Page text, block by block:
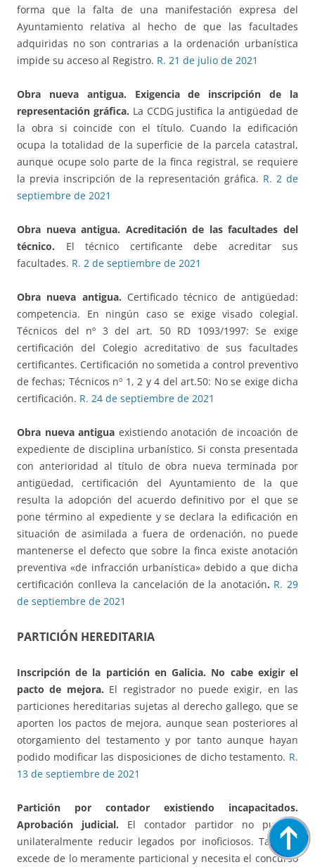
forma que la falta de una manifestación expresa del
Ayuntamiento relativa al hecho de que las facultades
adquiridas no son contrarias a la ordenación urbanística
impide su acceso al Registro. R. 21 de julio de 2021
Obra nueva antigua. Exigencia de inscripción de la
representación gráfica. La CCDG justifica la antigüedad de
la obra si coincide con el título. Cuando la edificación
ocupa la totalidad de la superficie de la parcela catastral,
aunque ocupe solo parte de la finca registral, se requiere
la previa inscripción de la representación gráfica. R. 2 de
septiembre de 2021
Obra nueva antigua. Acreditación de las facultades del
técnico. El técnico certificante debe acreditar sus
facultades. R. 2 de septiembre de 2021
Obra nueva antigua. Certificado técnico de antigüedad:
competencia. En ningún caso se exige visado colegial.
Técnicos del nº 3 del art. 50 RD 1093/1997: Se exige
certificación del Colegio acreditativo de sus facultades
certificantes. Certificación no sometida a control preventivo
de fechas; Técnicos nº 1, 2 y 4 del art.50: No se exige dicha
certificación. R. 24 de septiembre de 2021
Obra nueva antigua existiendo anotación de incoación de
expediente de disciplina urbanístico. Si consta presentada
con anterioridad al título de obra nueva terminada por
antigüedad, certificación del Ayuntamiento de la que
resulta la adopción del acuerdo definitivo por el que se
pone término al expediente y se declara la edificación en
situación de asimilada a fuera de ordenación, no puede
mantenerse el defecto que sobre la finca existe anotación
preventiva «de infracción urbanística» debido a que dicha
certificación conlleva la cancelación de la anotación. R. 29
de septiembre de 2021
PARTICIÓN HEREDITARIA
Inscripción de la partición en Galicia. No cabe exigir el
pacto de mejora. El registrador no puede exigir, en las
particiones hereditarias sujetas al derecho gallego, que se
aporten los pactos de mejora, aunque sean posteriores al
otorgamiento del testamento y por tanto aunque hayan
podido modificar las disposiciones de dicho testamento. R.
13 de septiembre de 2021
Partición por contador existiendo incapacitados.
Aprobación judicial. El contador partidor no puede
unilateralmente reducir legados por inoficiosos. Tal acto
excede de lo meramente particional y necesita el concurso